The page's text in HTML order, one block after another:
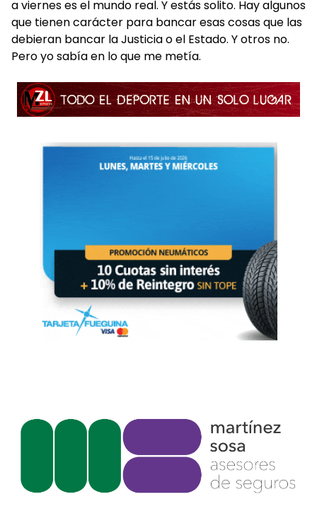
a viernes es el mundo real. Y estás solito. Hay algunos
que tienen carácter para bancar esas cosas que las
debieran bancar la Justicia o el Estado. Y otros no.
Pero yo sabía en lo que me metía.